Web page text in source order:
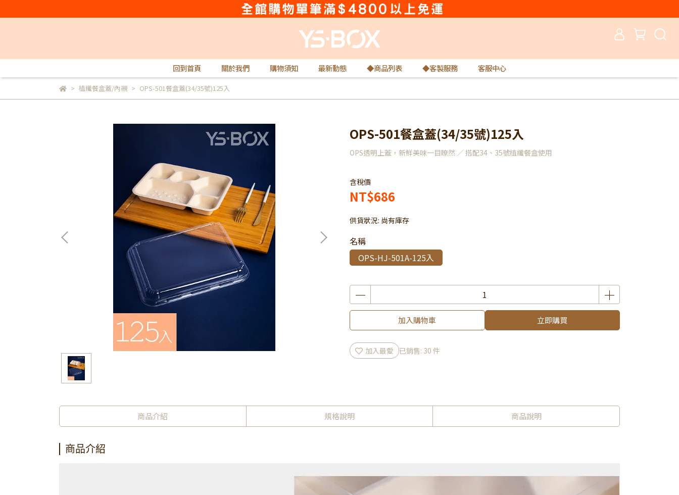
回到首頁 關於我們 購物須知 最新動態 ◆商品列表 ◆客製服務 客服中心
植纖餐盒蓋/內襯 OPS-501餐盒蓋(34/35號)125入
OPS-501餐盒蓋(34/35號)125入
OPS透明上蓋，新鮮美味一目瞭然 ／ 搭配34、35號植纖餐盒使用
含稅價
NT$686
供貨狀況: 尚有庫存
名稱
OPS-HJ-501A-125入
加入購物車 立即購買
加入最愛 已銷售: 30 件
商品介紹 規格說明 商品說明
商品介紹